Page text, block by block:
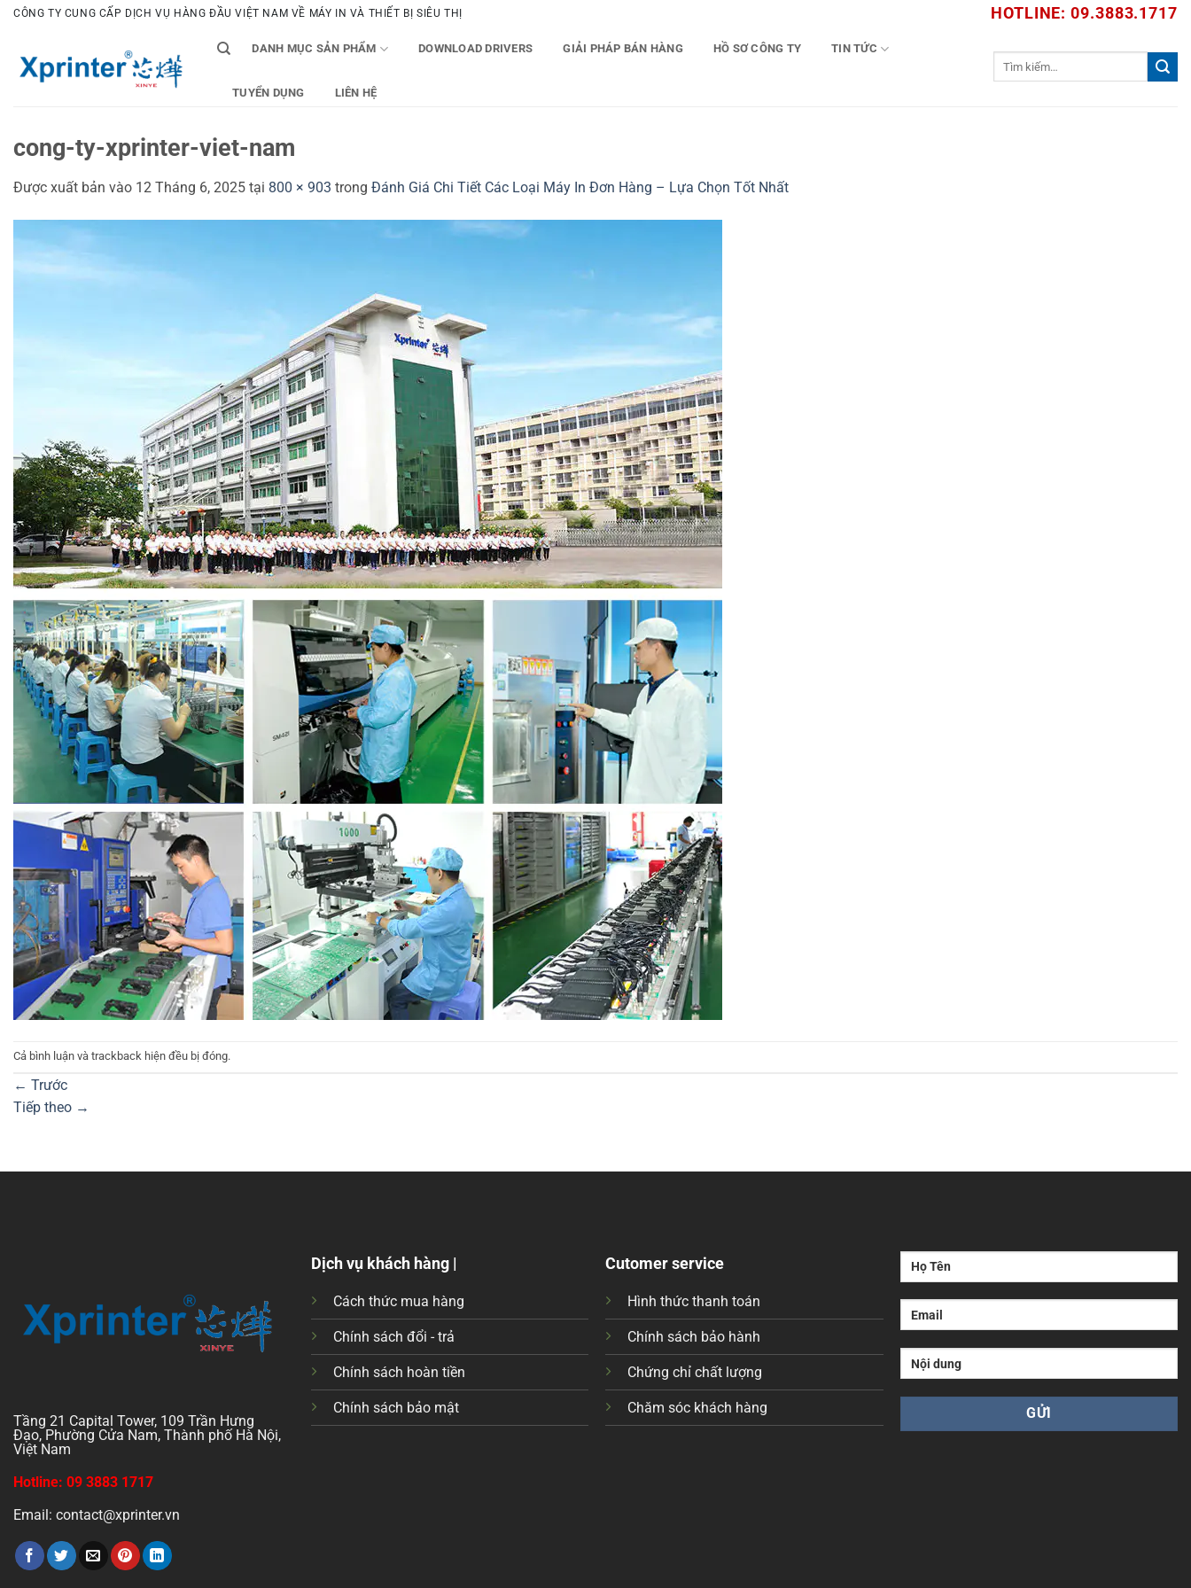
Bỏ
dung
CÔNG TY CUNG CẤP DỊCH VỤ HÀNG ĐẦU VIỆT NAM VỀ MÁY IN VÀ THIẾT BỊ SIÊU THỊ HOTLINE: 09.3883.1717
DANH MỤC SẢN PHẨM DOWNLOAD DRIVERS GIẢI PHÁP BÁN HÀNG HỒ SƠ CÔNG TY TIN TỨC
TUYỂN DỤNG LIÊN HỆ
cong-ty-xprinter-viet-nam
Được xuất bản vào 12 Tháng 6, 2025 tại 800 × 903 trong Đánh Giá Chi Tiết Các Loại Máy In Đơn Hàng – Lựa Chọn Tốt Nhất
Cả bình luận và trackback hiện đều bị đóng.
← Trước
Tiếp theo →
Tầng 21 Capital Tower, 109 Trần Hưng
Đạo, Phường Cửa Nam, Thành phố Hà Nội,
Việt Nam
Hotline: 09 3883 1717
Email: contact@xprinter.vn
Dịch vụ khách hàng |
Cách thức mua hàng
Chính sách đổi - trả
Chính sách hoàn tiền
Chính sách bảo mật
Cutomer service
Hình thức thanh toán
Chính sách bảo hành
Chứng chỉ chất lượng
Chăm sóc khách hàng